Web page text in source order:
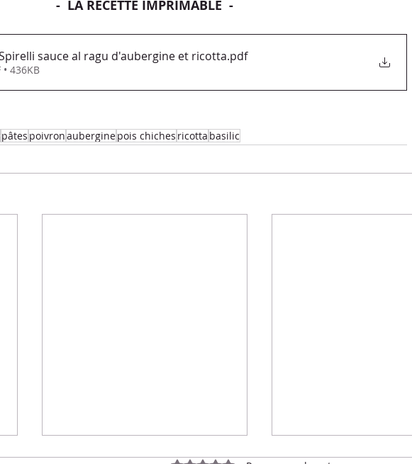
-  LA RECETTE IMPRIMABLE  -
sauce al ragu d'aubergine et ricotta.pdf
436KB
pâtes poivronauberginepois chiches ricotta basilic